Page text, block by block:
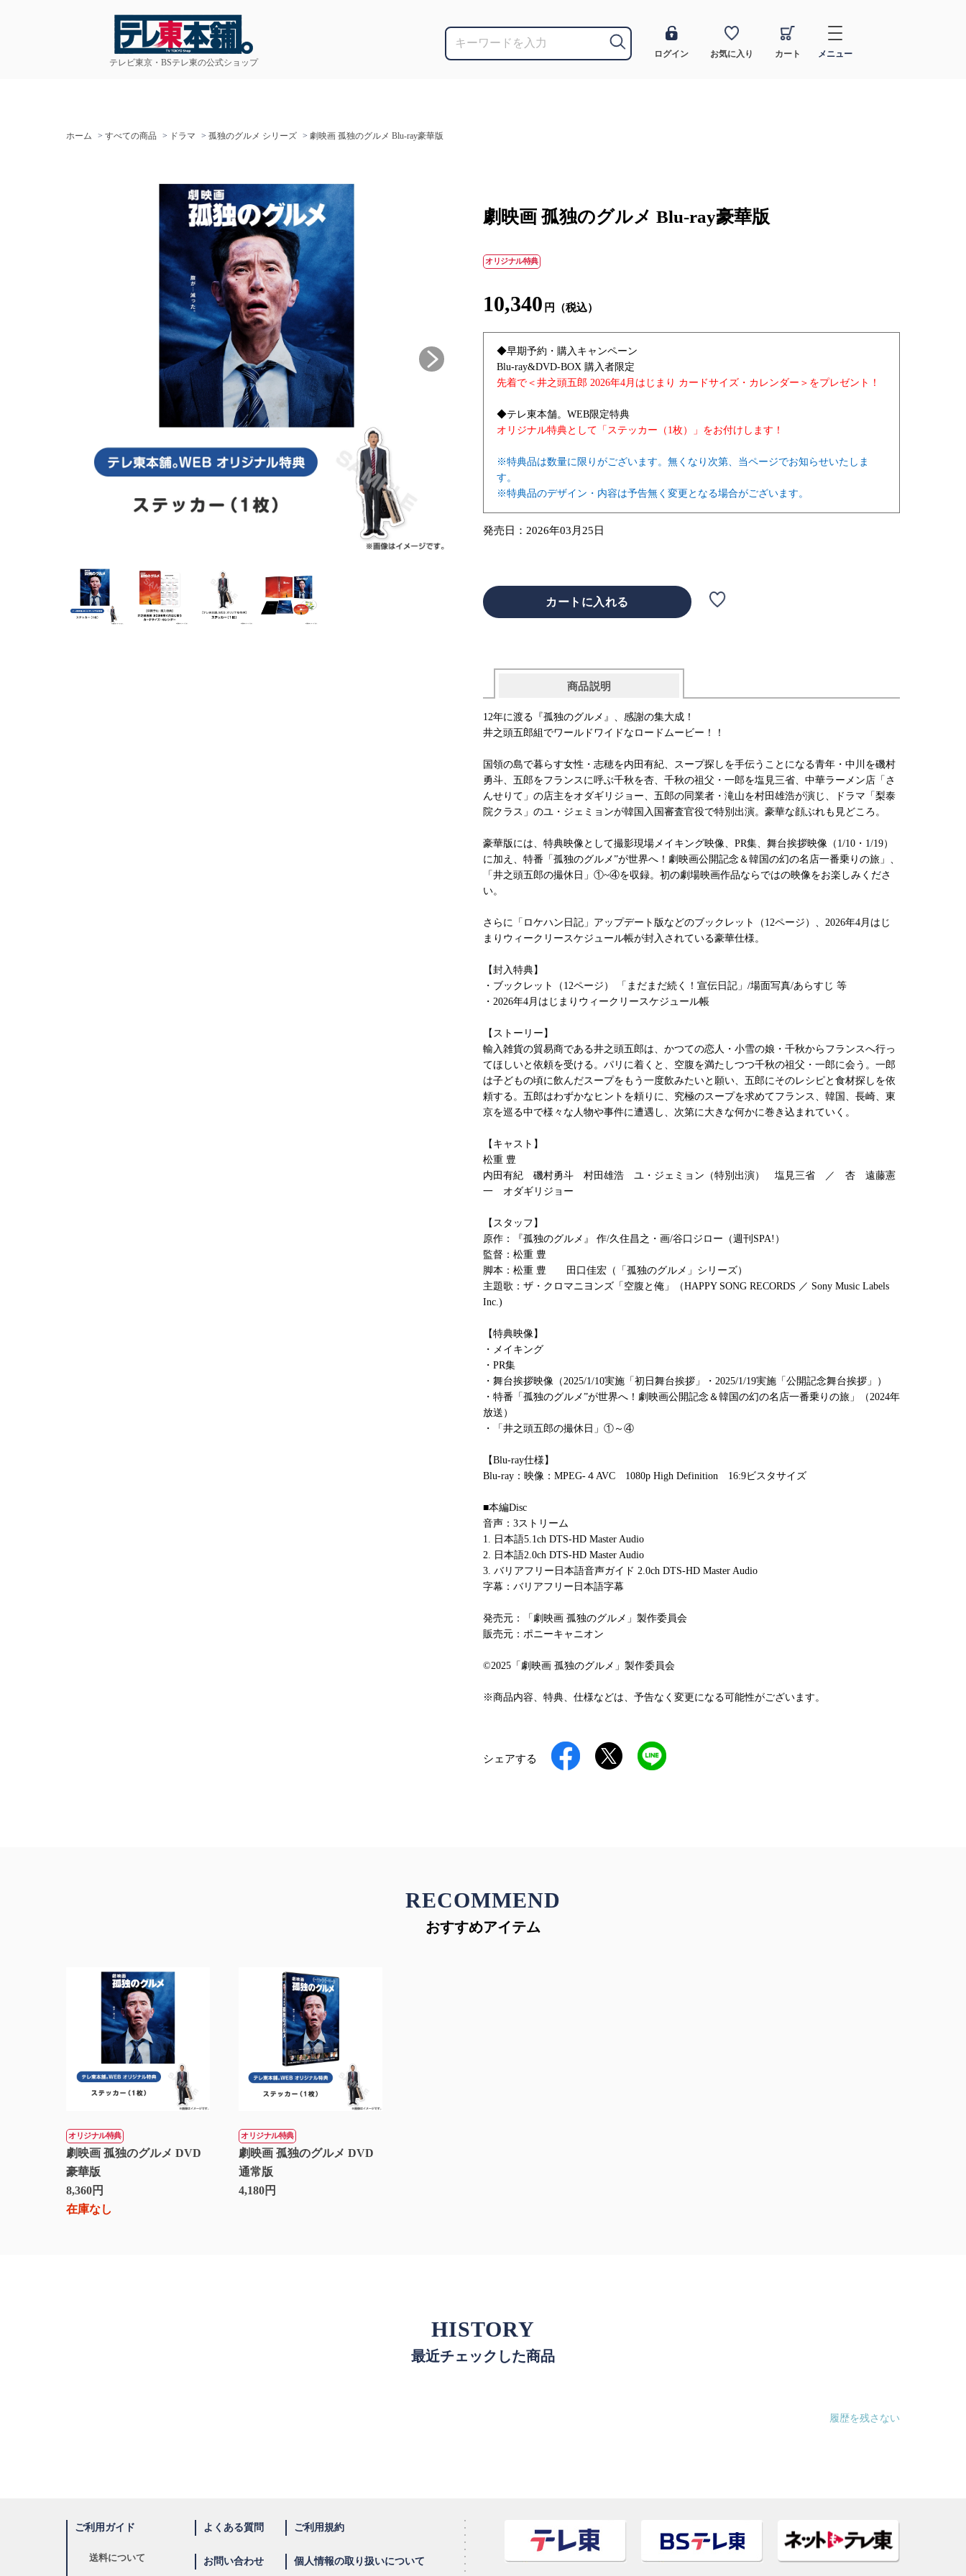
テレビ東京・BSテレ東の公式ショップ
ログイン お気に入り カート メニュー
ホーム > すべての商品 > ドラマ > 孤独のグルメ シリーズ > 劇映画 孤独のグルメ Blu-ray豪華版
劇映画 孤独のグルメ Blu-ray豪華版
オリジナル特典
10,340 円（税込）
◆早期予約・購入キャンペーン
Blu-ray&DVD-BOX 購入者限定
先着で＜井之頭五郎 2026年4月はじまり カードサイズ・カレンダー＞をプレゼント！
◆テレ東本舗。WEB限定特典
オリジナル特典として 「ステッカー（1枚）」 をお付けします！
※特典品は数量に限りがございます。無くなり次第、当ページでお知らせいたしま
す。
※特典品のデザイン・内容は予告無く変更となる場合がございます。
発売日： 2026年03月25日
商品説明
12年に渡る『孤独のグルメ』、感謝の集大成！
井之頭五郎組でワールドワイドなロードムービー！！
国領の島で暮らす女性・志穂を内田有紀、スープ探しを手伝うことになる青年・中川を磯村
勇斗、五郎をフランスに呼ぶ千秋を杏、千秋の祖父・一郎を塩見三省、中華ラーメン店「さ
んせりて」の店主をオダギリジョー、五郎の同業者・滝山を村田雄浩が演じ、ドラマ「梨泰
院クラス」のユ・ジェミョンが韓国入国審査官役で特別出演。豪華な顔ぶれも見どころ。
豪華版には、特典映像として撮影現場メイキング映像、PR集、舞台挨拶映像（1/10・1/19）
に加え、特番「孤独のグルメ”が世界へ！劇映画公開記念＆韓国の幻の名店一番乗りの旅」、
「井之頭五郎の撮休日」①~④を収録。初の劇場映画作品ならではの映像をお楽しみくださ
い。
さらに「ロケハン日記」アップデート版などのブックレット（12ページ）、2026年4月はじ
まりウィークリースケジュール帳が封入されている豪華仕様。
【封入特典】
・ブックレット（12ページ） 「まだまだ続く！宣伝日記」/場面写真/あらすじ 等
・2026年4月はじまりウィークリースケジュール帳
【ストーリー】
輸入雑貨の貿易商である井之頭五郎は、かつての恋人・小雪の娘・千秋からフランスへ行っ
てほしいと依頼を受ける。パリに着くと、空腹を満たしつつ千秋の祖父・一郎に会う。一郎
は子どもの頃に飲んだスープをもう一度飲みたいと願い、五郎にそのレシピと食材探しを依
頼する。五郎はわずかなヒントを頼りに、究極のスープを求めてフランス、韓国、長崎、東
京を巡る中で様々な人物や事件に遭遇し、次第に大きな何かに巻き込まれていく。
【キャスト】
松重 豊
内田有紀 磯村勇斗 村田雄浩 ユ・ジェミョン（特別出演） 塩見三省 ／ 杏 遠藤憲
一 オダギリジョー
【スタッフ】
原作：『孤独のグルメ』 作/久住昌之・画/谷口ジロー（週刊SPA!）
監督：松重 豊
脚本：松重 豊 田口佳宏（「孤独のグルメ」シリーズ）
主題歌：ザ・クロマニヨンズ「空腹と俺」（HAPPY SONG RECORDS ／ Sony Music Labels
Inc.)
【特典映像】
・メイキング
・PR集
・舞台挨拶映像（2025/1/10実施「初日舞台挨拶」・2025/1/19実施「公開記念舞台挨拶」）
・特番「孤独のグルメ”が世界へ！劇映画公開記念＆韓国の幻の名店一番乗りの旅」（2024年
放送）
・「井之頭五郎の撮休日」①～④
【Blu-ray仕様】
Blu-ray：映像：MPEG-４AVC 1080p High Definition 16:9ビスタサイズ
■本編Disc
音声：3ストリーム
1. 日本語5.1ch DTS-HD Master Audio
2. 日本語2.0ch DTS-HD Master Audio
3. バリアフリー日本語音声ガイド 2.0ch DTS-HD Master Audio
字幕：バリアフリー日本語字幕
発売元：「劇映画 孤独のグルメ」製作委員会
販売元：ポニーキャニオン
©2025「劇映画 孤独のグルメ」製作委員会
※商品内容、特典、仕様などは、予告なく変更になる可能性がございます。
シェアする
RECOMMEND
おすすめアイテム
オリジナル特典
劇映画 孤独のグルメ DVD
豪華版
8,360円
在庫なし
オリジナル特典
劇映画 孤独のグルメ DVD
通常版
4,180円
HISTORY
最近チェックした商品
履歴を残さない
ご利用ガイド
送料について
よくある質問
お問い合わせ
ご利用規約
個人情報の取り扱いについて